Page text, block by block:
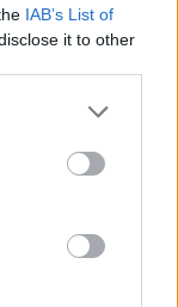
IAB’s List of
it to other
more Google
may click to
party tags to
below Google
First Use